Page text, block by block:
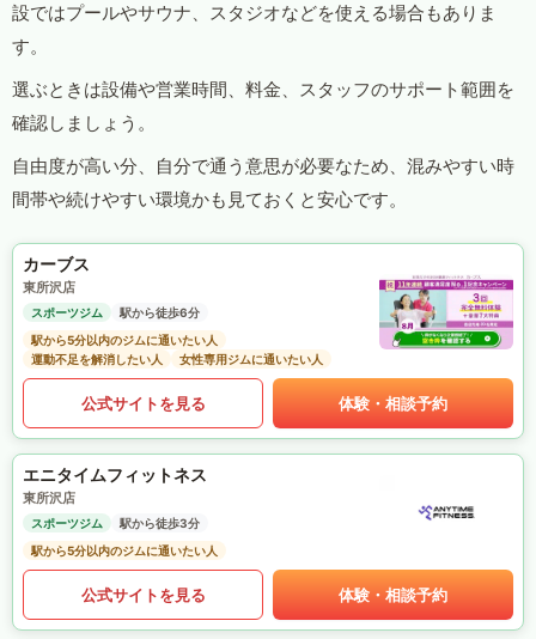
設ではプールやサウナ、スタジオなどを使える場合もありま
す。
選ぶときは設備や営業時間、料金、スタッフのサポート範囲を
確認しましょう。
自由度が高い分、自分で通う意思が必要なため、混みやすい時
間帯や続けやすい環境かも見ておくと安心です。
カーブス
東所沢店
スポーツジム
駅から徒歩6分
駅から5分以内のジムに通いたい人
運動不足を解消したい人
女性専用ジムに通いたい人
公式サイトを見る 体験・相談予約
エニタイムフィットネス
東所沢店
スポーツジム
駅から徒歩3分
駅から5分以内のジムに通いたい人
公式サイトを見る 体験・相談予約